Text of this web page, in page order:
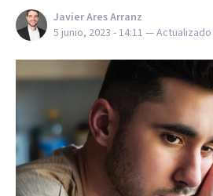
Javier Ares Arranz
5 junio, 2023 - 14:11 — Actualizado